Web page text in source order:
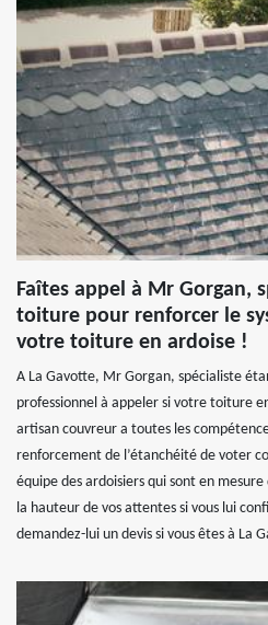
Faîtes appel à Mr Gorgan,
toiture pour renforcer le
votre toiture en ardoise !
A La Gavotte, Mr Gorgan, spécialiste
professionnel à appeler si votre toiture
artisan couvreur a toutes les
renforcement de l’étanchéité de voter
équipe des ardoisiers qui sont en
la hauteur de vos attentes si vous lui
demandez-lui un devis si vous êtes à La